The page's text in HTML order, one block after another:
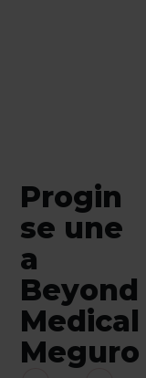
Beyond
Medical
Meguro,
45 años
distribu
yendo
Medi
Royal
ahora
es
Beyond
Medical
Progin
se une
a
Beyond
Medical
Meguro